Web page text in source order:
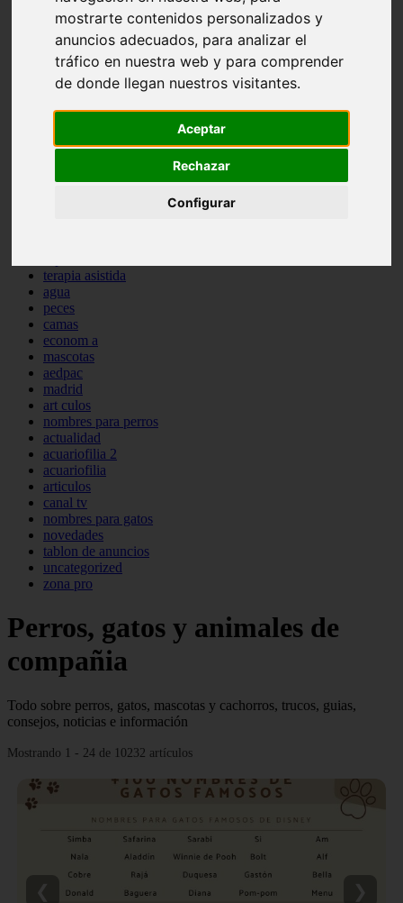
mostrarte contenidos personalizados y
anuncios adecuados, para analizar el
tráfico en nuestra web y para comprender
de donde llegan nuestros visitantes.
Aceptar
Rechazar
Configurar
protagonistas
abandono
adopci n
ferias
snacks
iberzoo propet
estanques
terapia asistida
agua
peces
camas
econom a
mascotas
aedpac
madrid
art culos
nombres para perros
actualidad
acuariofilia 2
acuariofilia
articulos
canal tv
nombres para gatos
novedades
tablon de anuncios
uncategorized
zona pro
Perros, gatos y animales de
compañia
Todo sobre perros, gatos, mascotas y cachorros, trucos, guias,
consejos, noticias e información
Mostrando 1 - 24 de 10232 artículos
❮ ❯